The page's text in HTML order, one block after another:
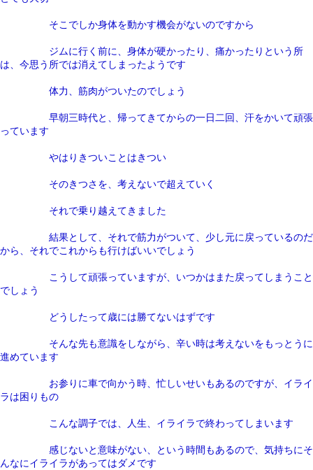
そこでしか身体を動かす機会がないのですから
ジムに行く前に、身体が硬かったり、痛かったりという所
は、今思う所では消えてしまったようです
体力、筋肉がついたのでしょう
早朝三時代と、帰ってきてからの一日二回、汗をかいて頑張
っています
やはりきついことはきつい
そのきつさを、考えないで超えていく
それで乗り越えてきました
結果として、それで筋力がついて、少し元に戻っているのだ
から、それでこれからも行けばいいでしょう
こうして頑張っていますが、いつかはまた戻ってしまうこと
でしょう
どうしたって歳には勝てないはずです
そんな先も意識をしながら、辛い時は考えないをもっとうに
進めています
お参りに車で向かう時、忙しいせいもあるのですが、イライ
ラは困りもの
こんな調子では、人生、イライラで終わってしまいます
感じないと意味がない、という時間もあるので、気持ちにそ
んなにイライラがあってはダメです